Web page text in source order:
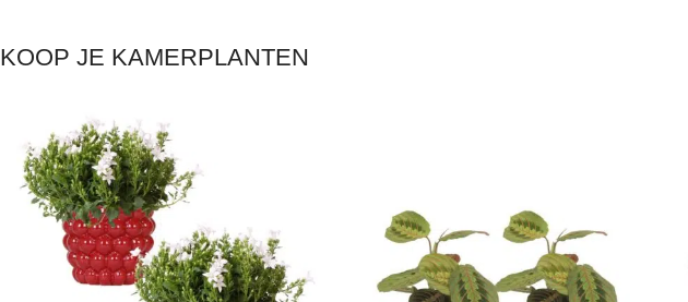
KOOP JE KAMERPLANTEN